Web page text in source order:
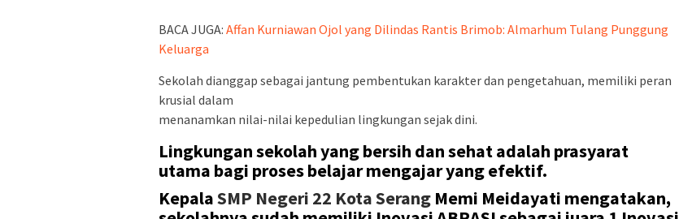
BACA JUGA: Affan Kurniawan Ojol yang Dilindas Rantis Brimob: Almarhum Tulang Punggung
Keluarga
Sekolah dianggap sebagai jantung pembentukan karakter dan pengetahuan, memiliki peran
krusial dalam
menanamkan nilai-nilai kepedulian lingkungan sejak dini.
Lingkungan sekolah yang bersih dan sehat adalah prasyarat
utama bagi proses belajar mengajar yang efektif.
KepalaSMP Negeri 22 Kota Serang Memi Meidayati mengatakan,